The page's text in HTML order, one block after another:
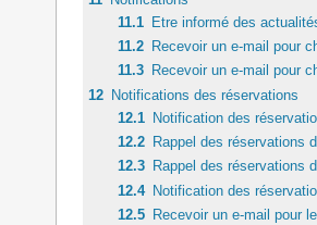
11.1 Etre informé des
11.2
Recevoir un e-mail pour
11.3
Recevoir un e-mail pour
12 Notifications des réservations
12.1 Notification des
12.2
Rappel des réservations
12.3
Rappel des réservations
12.4 Notification des
12.5
Recevoir un e-mail pour